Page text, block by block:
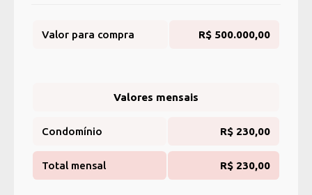
Valor para compra R$ 500.000,00
Valores mensais
Condomínio R$ 230,00
Total mensal R$ 230,00